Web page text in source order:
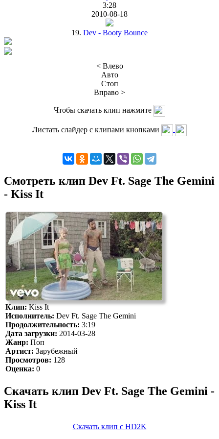
3:28
2010-08-18
19. Dev - Booty Bounce
< Влево
Авто
Стоп
Вправо >
Чтобы скачать клип нажмите
Листать слайдер с клипами кнопками
Смотреть клип Dev Ft. Sage The Gemini
- Kiss It
Клип:Kiss It
Исполнитель: Dev Ft. Sage The Gemini
Продолжительность: 3:19
Дата загрузки: 2014-03-28
Жанр: Поп
Артист: Зарубежный
Просмотров: 128
Оценка: 0
Скачать клип Dev Ft. Sage The Gemini -
Kiss It
Скачать клип с HD2K